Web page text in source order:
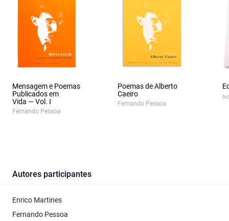
Mensagem e Poemas
Publicados em
Vida — Vol. I
Fernando Pessoa
Poemas de Alberto
Caeiro
Fernando Pessoa
Autores participantes
Enrico Martines
Fernando Pessoa